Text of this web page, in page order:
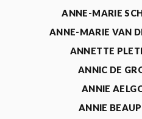
ANNE-MARIE
ANNE-MARIE VAN
ANNETTE
ANNIC DE
ANNIE
ANNIE